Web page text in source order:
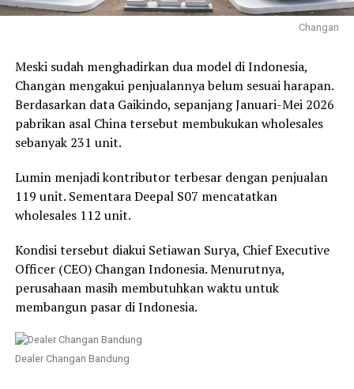
Changan
Meski sudah menghadirkan dua model di Indonesia,
Changan mengakui penjualannya belum sesuai harapan.
Berdasarkan data Gaikindo, sepanjang Januari-Mei 2026
pabrikan asal China tersebut membukukan wholesales
sebanyak 231 unit.
Lumin menjadi kontributor terbesar dengan penjualan
119 unit. Sementara Deepal S07 mencatatkan
wholesales 112 unit.
Kondisi tersebut diakui Setiawan Surya, Chief Executive
Officer (CEO) Changan Indonesia. Menurutnya,
perusahaan masih membutuhkan waktu untuk
membangun pasar di Indonesia.
Dealer Changan Bandung